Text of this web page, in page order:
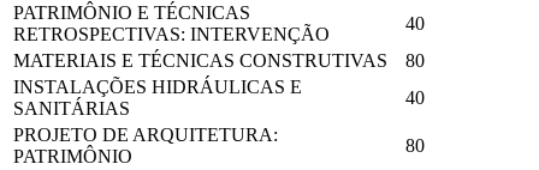
PATRIMÔNIO E TÉCNICAS
RETROSPECTIVAS: INTERVENÇÃO
40
MATERIAIS E TÉCNICAS CONSTRUTIVAS
80
INSTALAÇÕES HIDRÁULICAS E
SANITÁRIAS
40
PROJETO DE ARQUITETURA:
PATRIMÔNIO
80